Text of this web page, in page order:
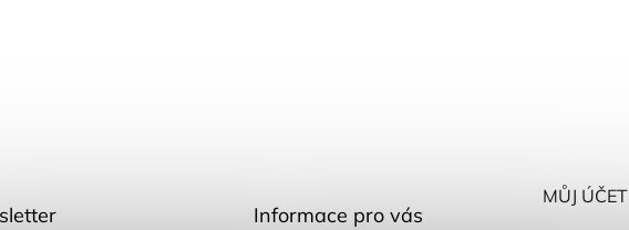
Informace pro vás
MŮJ ÚČET